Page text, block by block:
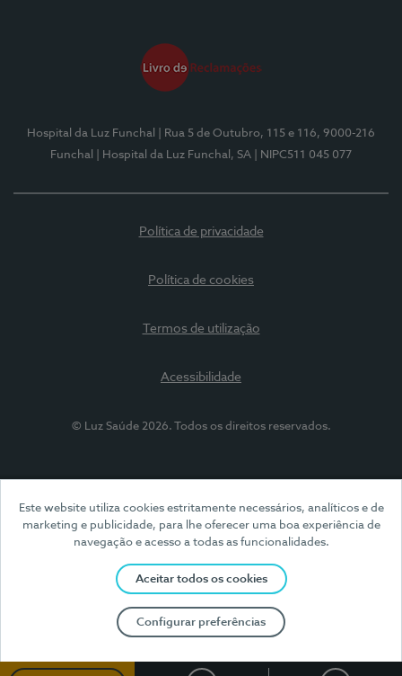
Este website utiliza cookies estritamente necessários, analíticos e de
marketing e publicidade, para lhe oferecer uma boa experiência de
navegação e acesso a todas as funcionalidades.
Aceitar todos os cookies
Configurar preferências
Hospital da Luz Funchal
| Rua 5 de Outubro, 115 e 116, 9000-216
Funchal
| Hospital da Luz Funchal, SA | NIPC511 045 077
Política de privacidade
Política de cookies
Termos de utilização
Acessibilidade
© Luz Saúde 2026. Todos os direitos reservados.